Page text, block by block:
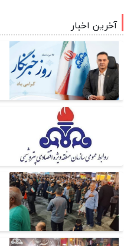
آخرین اخبار